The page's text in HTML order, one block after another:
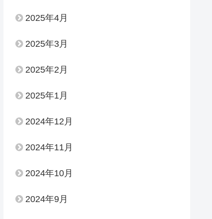
2025年4月
2025年3月
2025年2月
2025年1月
2024年12月
2024年11月
2024年10月
2024年9月